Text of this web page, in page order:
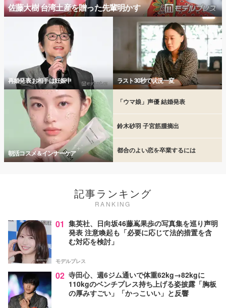
佐藤大樹 台湾土産を贈った先輩明かす
再婚発表 お相手は妊娠中 ラスト30秒で状況一変
朝活コスメ＆インナーケア
「ウマ娘」声優 結婚発表
鈴木砂羽 子宮筋腫摘出
都合のよい恋を卒業するには
記事ランキング
RANKING
01 集英社、日向坂46藤嶌果歩の写真集を巡り声明
発表 注意喚起も「必要に応じて法的措置を含
む対応を検討」
モデルプレス
02 寺田心、週6ジム通いで体重62kg→82kgに
110kgのベンチプレス持ち上げる姿披露「胸板
の厚みすごい」「かっこいい」と反響